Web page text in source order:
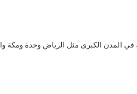
المدن الكبرى مثل الرياض وجدة ومكة